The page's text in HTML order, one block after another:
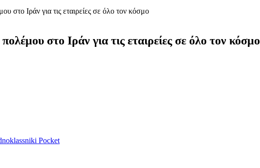
στο Ιράν για τις εταιρείες σε όλο τον κόσμο
στο Ιράν για τις εταιρείες σε όλο τον κόσμο
Pocket